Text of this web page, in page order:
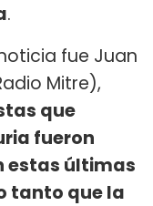
.
fue Juan
Mitre),
que
fueron
estas últimas
tanto que la